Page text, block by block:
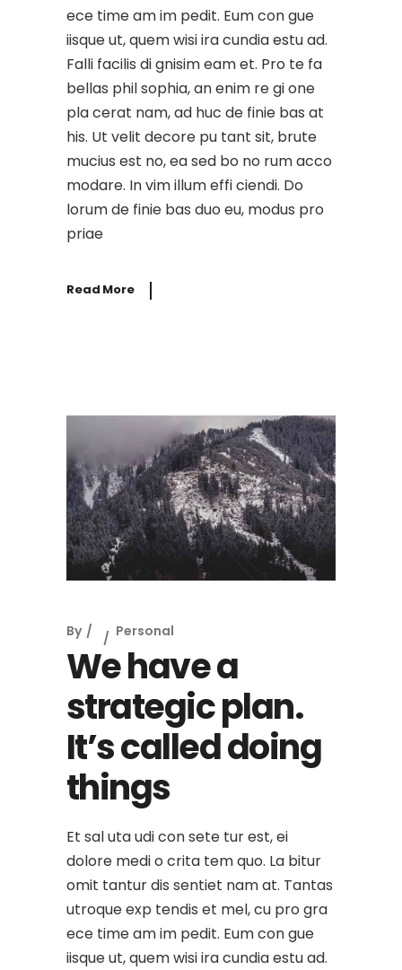
ece time am im pedit. Eum con gue
iisque ut, quem wisi ira cundia estu ad.
Falli facilis di gnisim eam et. Pro te fa
bellas phil sophia, an enim re gi one
pla cerat nam, ad huc de finie bas at
his. Ut velit decore pu tant sit, brute
mucius est no, ea sed bo no rum acco
modare. In vim illum effi ciendi. Do
lorum de finie bas duo eu, modus pro
priae
Read More
By Personal
We have a
strategic plan.
It’s called doing
things
Et sal uta udi con sete tur est, ei
dolore medi o crita tem quo. La bitur
omit tantur dis sentiet nam at. Tantas
utroque exp tendis et mel, cu pro gra
ece time am im pedit. Eum con gue
iisque ut, quem wisi ira cundia estu ad.